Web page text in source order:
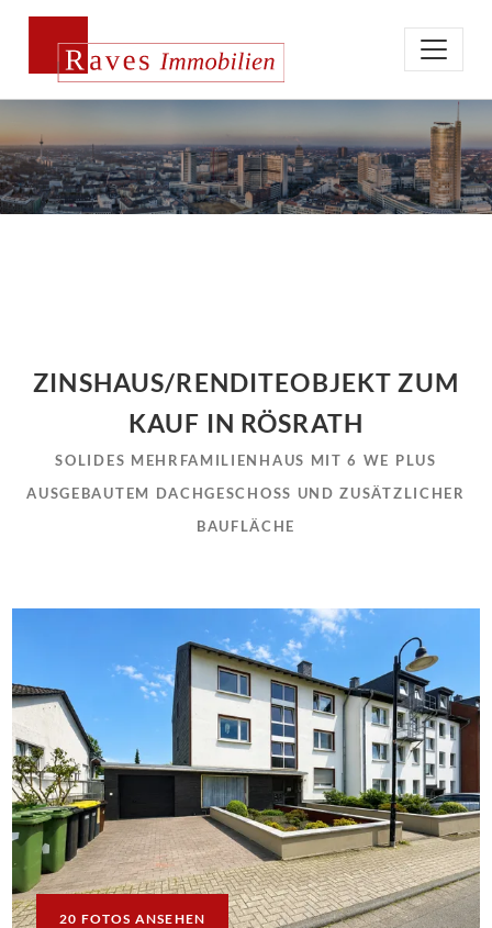
ZINSHAUS/RENDITEOBJEKT ZUM
KAUF IN RÖSRATH
SOLIDES MEHRFAMILIENHAUS MIT 6 WE PLUS
AUSGEBAUTEM DACHGESCHOSS UND ZUSÄTZLICHER B
AUFLÄCHE
20 FOTOS ANSEHEN